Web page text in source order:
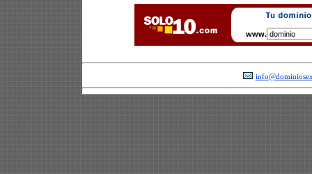
www.